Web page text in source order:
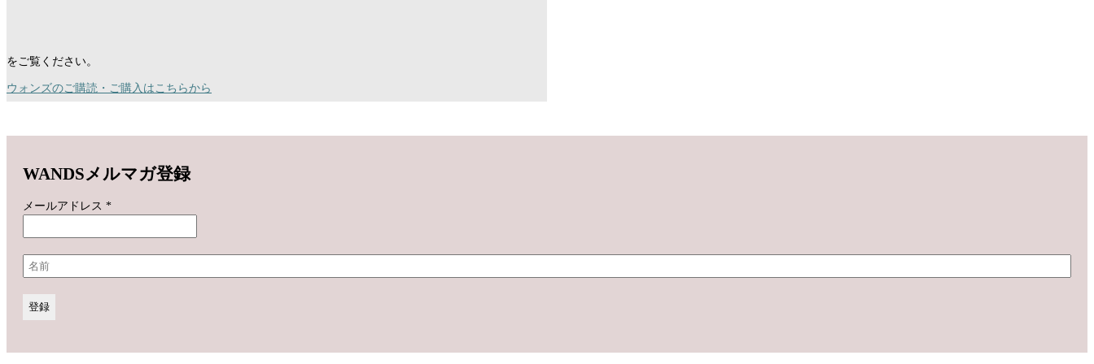
をご覧ください。
ウォンズのご購読・ご購入はこちらから
WANDSメルマガ登録
メールアドレス *